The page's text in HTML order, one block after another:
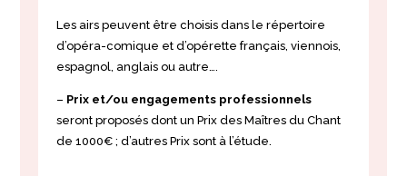
Les airs peuvent être choisis dans le répertoire
d’opéra-comique et d’opérette français, viennois,
espagnol, anglais ou autre….
– Prix et/ou engagements professionnels
seront proposés dont un Prix des Maîtres du Chant
de 1000€ ; d’autres Prix sont à l’étude.